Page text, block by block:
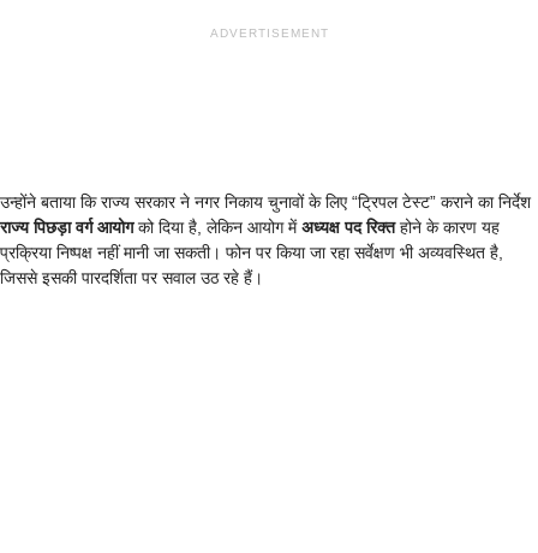
ADVERTISEMENT
उन्होंने बताया कि राज्य सरकार ने नगर निकाय चुनावों के लिए “ट्रिपल टेस्ट” कराने का निर्देश
राज्य पिछड़ा वर्ग आयोगको दिया है, लेकिन आयोग मेंअध्यक्ष पद रिक्तहोने के कारण यह
प्रक्रिया निष्पक्ष नहीं मानी जा सकती। फोन पर किया जा रहा सर्वेक्षण भी अव्यवस्थित है,
जिससे इसकी पारदर्शिता पर सवाल उठ रहे हैं।